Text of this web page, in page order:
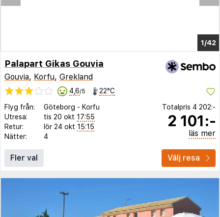
1/36
Palapart Gikas Gouvia
Gouvia, Korfu, Grekland
4,6/5 22°C
Flyg från: Göteborg - Korfu
Utresa:
tis 20 okt 17:55
Retur:
lör 24 okt 15:15
Nätter:
4
Totalpris 4 202:-
2 101:-
läs mer
Fler val Välj resa